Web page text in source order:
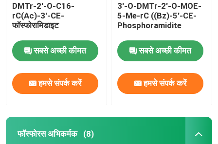
DMTr-2'-O-C16-
rC(Ac)-3'-CE-
फॉस्फोरामिडाइट
सबसे अच्छी कीमत
हमसे संपर्क करें
3'-O-DMTr-2'-O-MOE-
5-Me-rC ((Bz)-5'-CE-
Phosphoramidite
सबसे अच्छी कीमत
हमसे संपर्क करें
फॉस्फोरस अभिकर्मक (8)